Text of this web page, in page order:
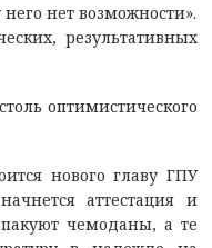
нет возможности».
результативных
оптимистического
нового главу ГПУ
аттестация и
пакуют чемоданы, а те